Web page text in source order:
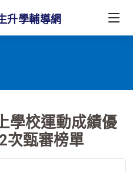
升學輔導網
學校運動成績優
次甄審榜單